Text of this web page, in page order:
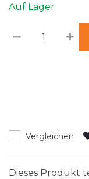
Auf Lager
Vergleichen
Dieses Produkt